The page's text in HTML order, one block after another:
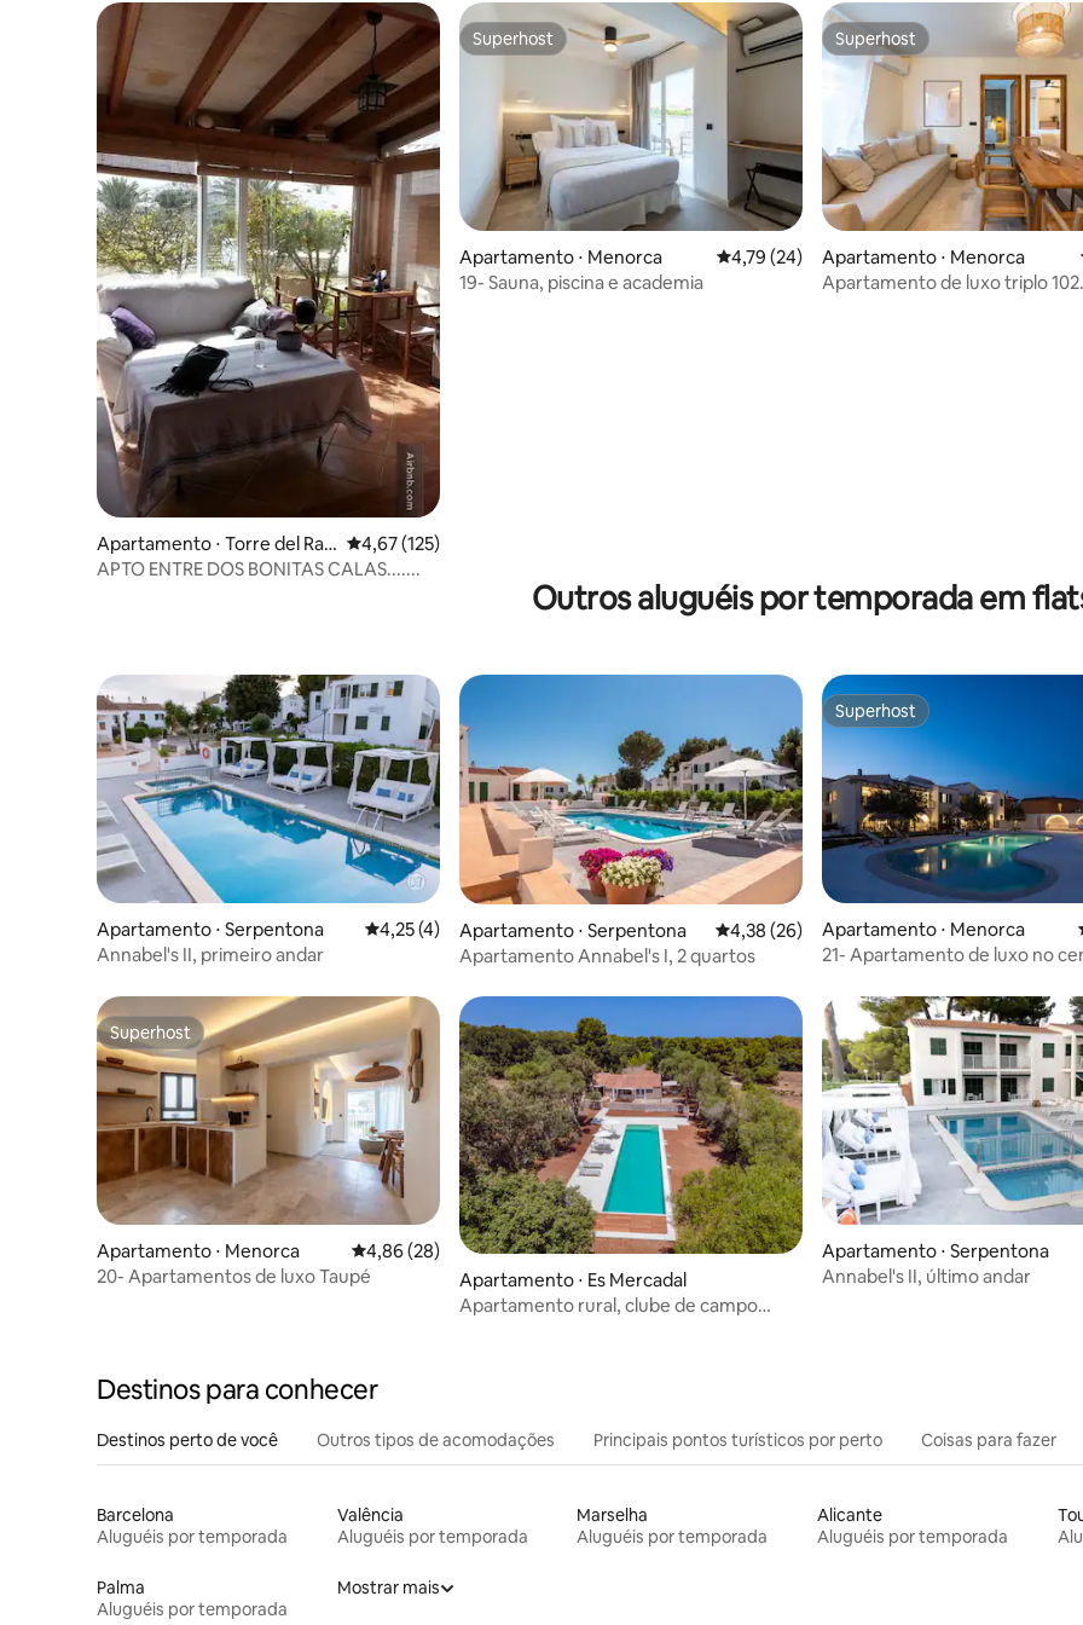
Apartamento ⋅ Torre del Ra
m
4,67 de uma avaliação média de 5, 125 avaliações
4,67 (125)
APTO ENTRE DOS BONITAS CALAS.......
Superhost
Superhost
Apartamento ⋅ Menorca 4,79 de uma avaliação média de 5, 24
4,79 (24)
19- Sauna, piscina e academia
Superhost
Superhost
Apartamento ⋅ Menorca
Apartamento de luxo triplo 102.
Outros aluguéis por temporada em
Apartamento ⋅ Serpentona 4,25 de uma avaliação média de 5, 4 avaliações
4,25 (4)
Annabel's II, primeiro andar
Apartamento ⋅ Serpentona 4,38 de uma avaliação média de 5, 26
4,38 (26)
Apartamento Annabel's I, 2 quartos
Superhost
Superhost
Apartamento ⋅ Menorca
21- Apartamento de luxo no
Superhost
Superhost
Apartamento ⋅ Menorca 4,86 de uma avaliação média de 5, 28 avaliações
4,86 (28)
20- Apartamentos de luxo Taupé
Apartamento ⋅ Es Mercadal
Apartamento rural, clube de campo
Apartamento ⋅ Serpentona
Annabel's II, último andar
Destinos para conhecer
Destinos perto de você Outros tipos de acomodações Principais pontos turísticos por perto Coisas para fazer
Barcelona
Aluguéis por temporada
Valência
Aluguéis por temporada
Marselha
Aluguéis por temporada
Alicante
Aluguéis por temporada
Palma
Aluguéis por temporada
Mostrar mais